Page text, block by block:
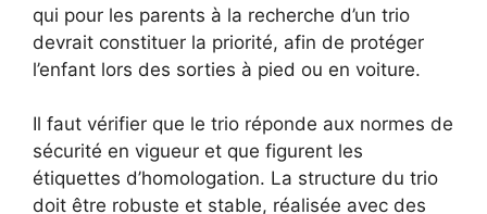
qui pour les parents à la recherche d’un trio
devrait constituer la priorité, afin de protéger
l’enfant lors des sorties à pied ou en voiture.
Il faut vérifier que le trio réponde aux normes de
sécurité en vigueur et que figurent les
étiquettes d’homologation. La structure du trio
doit être robuste et stable, réalisée avec des